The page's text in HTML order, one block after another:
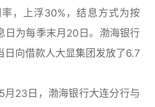
，上浮30%，结息方式为按
日为每季末月20日。渤海银行
日向借款人大显集团发放了6.7
23日，渤海银行大连分行与